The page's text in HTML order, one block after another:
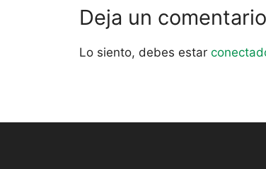
Deja un comentario
Lo siento, debes estar